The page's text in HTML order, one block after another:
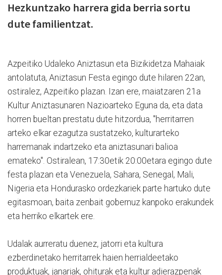
Hezkuntzako harrera gida berria sortu
dute familientzat.
Azpeitiko Udaleko Aniztasun eta Bizikidetza Mahaiak
antolatuta, Aniztasun Festa egingo dute hilaren 22an,
ostiralez, Azpeitiko plazan. Izan ere, maiatzaren 21a
Kultur Aniztasunaren Nazioarteko Eguna da, eta data
horren bueltan prestatu dute hitzordua, "herritarren
arteko elkar ezagutza sustatzeko, kulturarteko
harremanak indartzeko eta aniztasunari balioa
emateko". Ostiralean, 17:30etik 20:00etara egingo dute
festa plazan eta Venezuela, Sahara, Senegal, Mali,
Nigeria eta Hondurasko ordezkariek parte hartuko dute
egitasmoan, baita zenbait gobernuz kanpoko erakundek
eta herriko elkartek ere.
Udalak aurreratu duenez, jatorri eta kultura
ezberdinetako herritarrek haien herrialdeetako
produktuak, janariak, ohiturak eta kultur adierazpenak